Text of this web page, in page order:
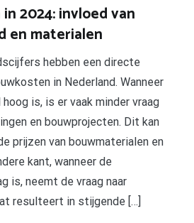
2024: invloed van
en materialen
hebben een directe
in Nederland. Wanneer
is, is er vaak minder vraag
en bouwprojecten. Dit kan
prijzen van bouwmaterialen en
kant, wanneer de
is, neemt de vraag naar
resulteert in stijgende […]